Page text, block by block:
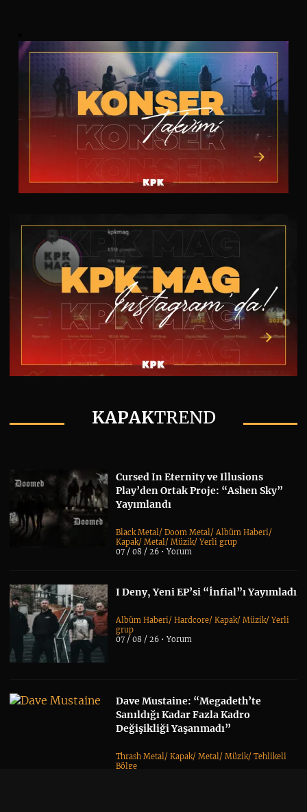
KAPAKTREND
Cursed In Eternity ve Illusions
Play’den Ortak Proje: “Ashen Sky”
Yayımlandı
Black Metal/Doom Metal/Albüm Haberi/
Kapak/Metal/Müzik/Yerli grup
07 / 08 / 26 •Yorum
I Deny, Yeni EP’si “İnfial”ı Yayımladı
Albüm Haberi/Hardcore/Kapak/Müzik/Yerli
grup
07 / 08 / 26 •Yorum
Dave Mustaine: “Megadeth’te
Sanıldığı Kadar Fazla Kadro
Değişikliği Yaşanmadı”
Thrash Metal/Kapak/Metal/Müzik/Tehlikeli
Bölge